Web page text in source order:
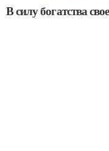
В силу богатства